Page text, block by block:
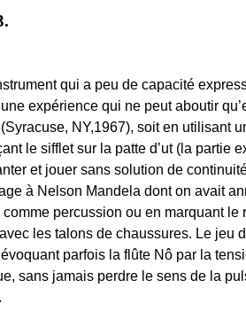
qui a peu de capacité
expérience qui ne peut aboutir
(Syracuse, NY,1967), soit en utilisant
le sifflet sur la patte d’ut (la partie
et jouer sans solution de
à Nelson Mandela dont on avait
percussion ou en marquant
les talons de chaussures. Le jeu
parfois la flûte Nô par la
sans jamais perdre le sens de la